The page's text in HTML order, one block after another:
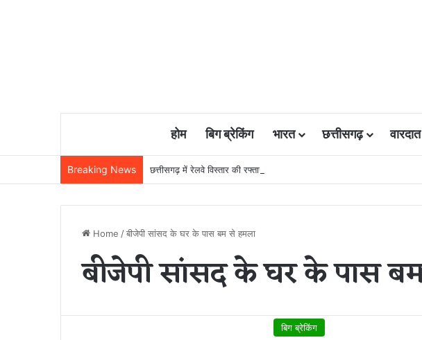
होम बिग ब्रेकिंग भारत छत्तीसगढ़ वारदात
Breaking News छत्तीसगढ़ में रेलवे विस्तार की रफ्तार तेज, बजट आवंटन 24 गुना बढ़ा; 36 परियोजनाओं
Home /बीजेपी सांसद के घर के पास बम से हमला
बीजेपी सांसद के घर के पास
बिग ब्रेकिंग